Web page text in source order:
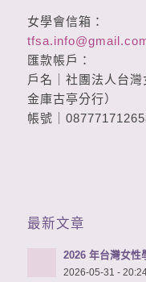
女學會信箱：
匯款帳戶：
戶名｜社團法人台
金庫古亭分行）
帳號｜
最新文章
2026 年台灣女性
2026-05-31 -